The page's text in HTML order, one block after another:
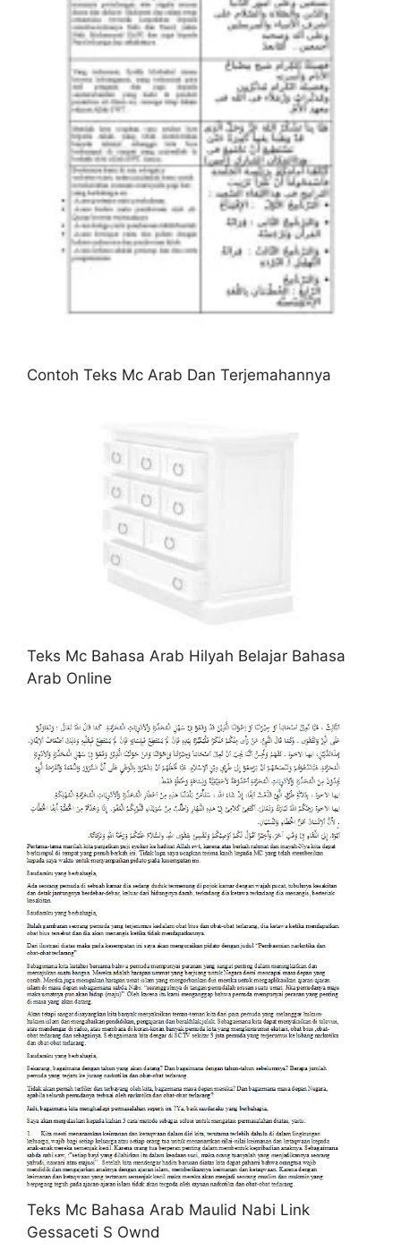
Contoh Teks Mc Arab Dan Terjemahannya
Teks Mc Bahasa Arab Hilyah Belajar Bahasa
Arab Online
Teks Mc Bahasa Arab Maulid Nabi Link
Gessaceti S Ownd